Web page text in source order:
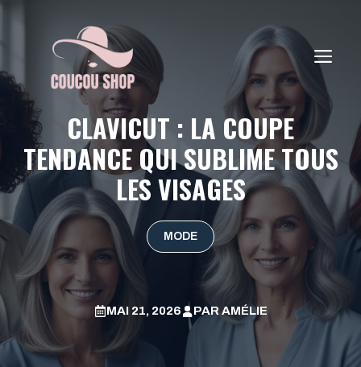
CLAVICUT : LA COUPE
TENDANCE QUI SUBLIME TOUS
LES VISAGES
MODE
MAI 21, 2026 PARAMÉLIE